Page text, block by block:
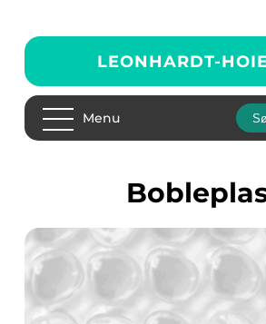
LEONHARDT-
Menu